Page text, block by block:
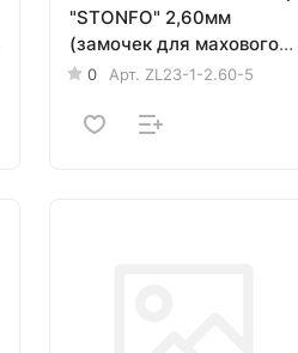
"STONFO" 2,60мм
(замочек для махового
удилища) 5шт.
0 Арт. ZL23-1-2.60-5